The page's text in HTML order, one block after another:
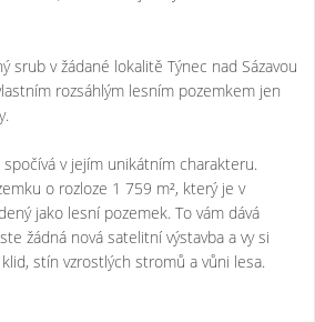
srub v žádané lokalitě Týnec nad Sázavou
rozsáhlým lesním pozemkem jen
v jejím unikátním charakteru.
o rozloze 1 759 m², který je v
jako lesní pozemek. To vám dává
žádná nová satelitní výstavba a vy si
stín vzrostlých stromů a vůni lesa.